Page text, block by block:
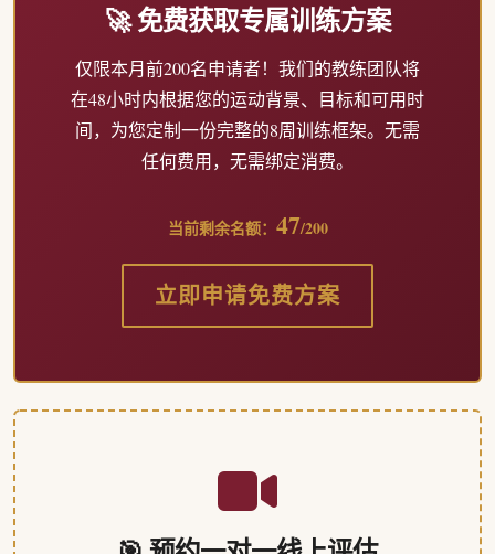
🚀 免费获取专属训练方案
仅限本月前200名申请者！我们的教练团队将
在48小时内根据您的运动背景、目标和可用时
间，为您定制一份完整的8周训练框架。无需
任何费用，无需绑定消费。
当前剩余名额： 47/200
立即申请免费方案